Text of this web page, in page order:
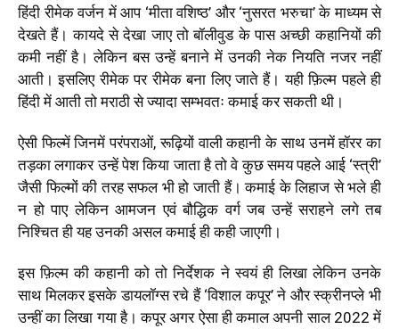
हिंदी रीमेक वर्जन में आप ‘मीता वशिष्ठ’ और ‘नुसरत भरुचा’ के माध्यम से
देखते हैं। कायदे से देखा जाए तो बॉलीवुड के पास अच्छी कहानियों की
कमी नहीं है। लेकिन बस उन्हें बनाने में उनकी नेक नियति नजर नहीं
आती। इसलिए रीमेक पर रीमेक बना लिए जाते हैं। यही फ़िल्म पहले ही
हिंदी में आती तो मराठी से ज्यादा सम्भवतः कमाई कर सकती थी।
ऐसी फिल्में जिनमें परंपराओं, रूढ़ियों वाली कहानी के साथ उनमें हॉरर का
तड़का लगाकर उन्हें पेश किया जाता है तो वे कुछ समय पहले आई ‘स्त्री’
जैसी फिल्मों की तरह सफल भी हो जाती हैं। कमाई के लिहाज से भले ही
न हो पाए लेकिन आमजन एवं बौद्धिक वर्ग जब उन्हें सराहने लगे तब
निश्चित ही यह उनकी असल कमाई ही कही जाएगी।
इस फ़िल्म की कहानी को तो निर्देशक ने स्वयं ही लिखा लेकिन उनके
साथ मिलकर इसके डायलॉग्स रचे हैं ‘विशाल कपूर’ ने और स्क्रीनप्ले भी
उन्हीं का लिखा गया है। कपूर अगर ऐसा ही कमाल अपनी साल 2022 में